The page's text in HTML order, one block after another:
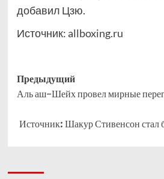
добавил Цзю.
Источник: allboxing.ru
Навигация
записи
Предыдущий
Аль аш-Шейх провел мирные
Источник: Шакур Стивенсон